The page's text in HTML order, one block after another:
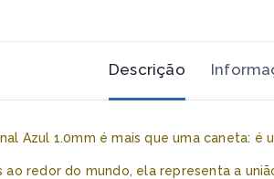
Descrição
Azul 1.0mm é mais que uma caneta:
ao redor do mundo, ela representa a